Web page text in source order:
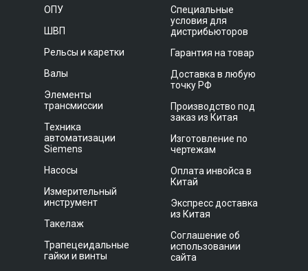
ОПУ
ШВП
Рельсы и каретки
Валы
Элементы
трансмиссии
Техника
автоматизации
Siemens
Насосы
Измерительный
инструмент
Такелаж
Трапецеидальные
гайки и винты
Специальные
условия для
дистрибьюторов
Гарантия на товар
Доставка в любую
точку РФ
Производство под
заказ из Китая
Изготовление по
чертежам
Оплата инвойса в
Китай
Экспресс доставка
из Китая
Соглашение об
использовании
сайта